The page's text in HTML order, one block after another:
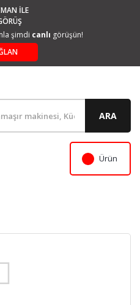
İLE
şimdi canlı görüşün!
ARA
Ürün